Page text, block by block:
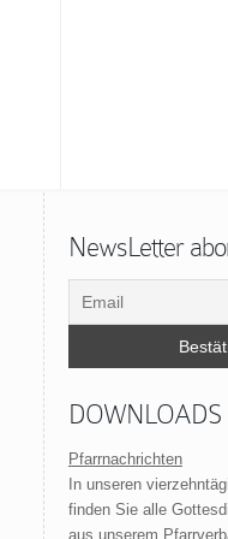
NewsLetter
DOWNLOADS
Pfarrnachrichten
In unseren
finden Sie alle
aus unserem